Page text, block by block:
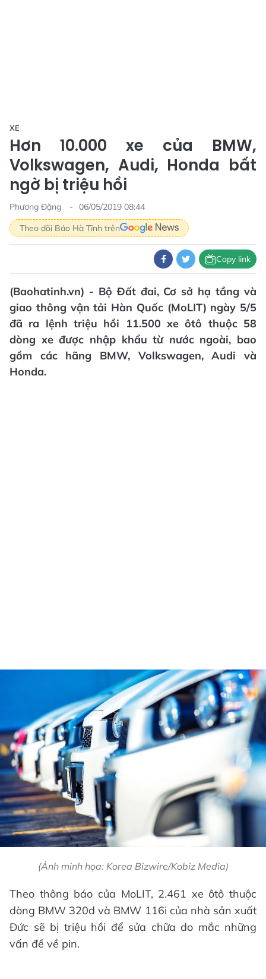
XE
Hơn 10.000 xe của BMW,
Volkswagen, Audi, Honda bất
ngờ bị triệu hồi
Phương Đặng
06/05/2019 08:44
Theo dõi Báo Hà Tĩnh trên
Copy link
(Baohatinh.vn) - Bộ Đất đai, Cơ sở hạ tầng và
giao thông vận tải Hàn Quốc (MoLIT) ngày 5/5
đã ra lệnh triệu hồi 11.500 xe ôtô thuộc 58
dòng xe được nhập khẩu từ nước ngoài, bao
gồm các hãng BMW, Volkswagen, Audi và
Honda.
(Ảnh minh họa: Korea Bizwire/Kobiz Media)
Theo thông báo của MoLIT, 2.461 xe ôtô thuộc
dòng BMW 320d và BMW 116i của nhà sản xuất
Đức sẽ bị triệu hồi để sửa chữa do mắc những
vấn đề về pin.